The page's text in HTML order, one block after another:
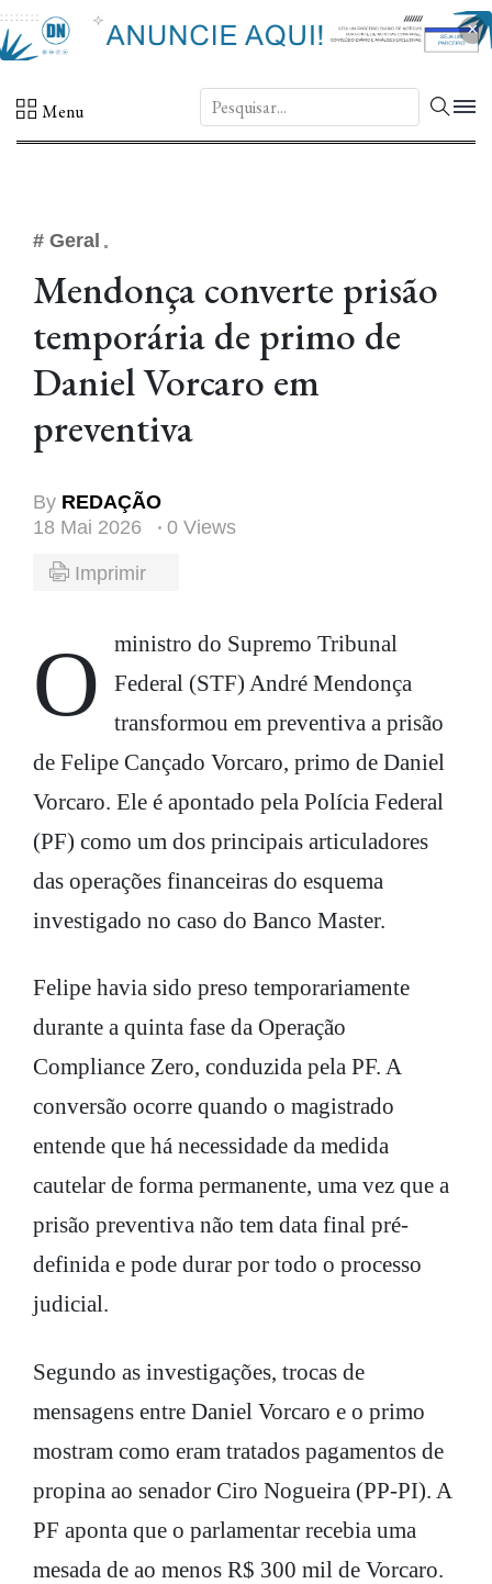
×
Menu DN.
# Geral
Mendonça converte prisão
temporária de primo de
Daniel Vorcaro em
preventiva
By REDAÇÃO
18 Mai 2026
0 Views
Imprimir
O ministro do Supremo Tribunal
Federal (STF) André Mendonça
transformou em preventiva a prisão
de Felipe Cançado Vorcaro, primo de Daniel
Vorcaro. Ele é apontado pela Polícia Federal
(PF) como um dos principais articuladores
das operações financeiras do esquema
investigado no caso do Banco Master.
Felipe havia sido preso temporariamente
durante a quinta fase da Operação
Compliance Zero, conduzida pela PF. A
conversão ocorre quando o magistrado
entende que há necessidade da medida
cautelar de forma permanente, uma vez que a
prisão preventiva não tem data final pré-
definida e pode durar por todo o processo
judicial.
Segundo as investigações, trocas de
mensagens entre Daniel Vorcaro e o primo
mostram como eram tratados pagamentos de
propina ao senador Ciro Nogueira (PP-PI). A
PF aponta que o parlamentar recebia uma
mesada de ao menos R$ 300 mil de Vorcaro.